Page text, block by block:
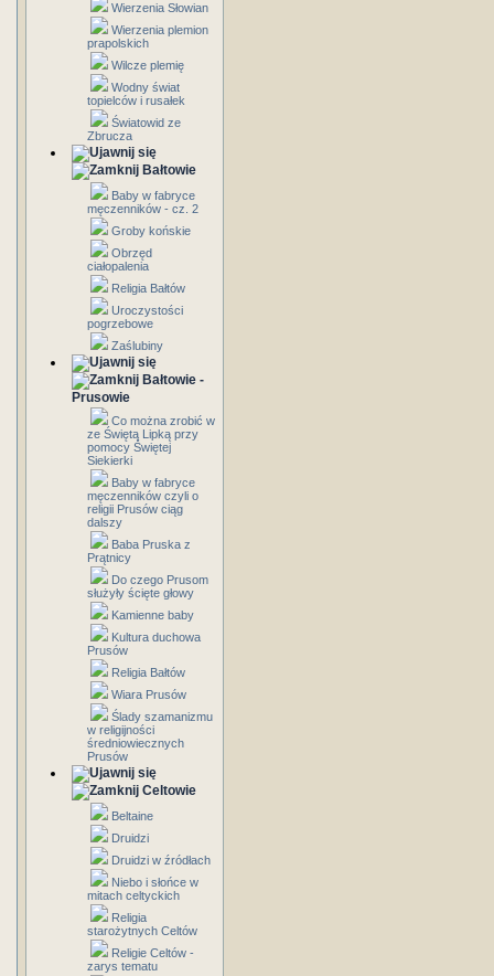
Wierzenia Słowian
Wierzenia plemion
prapolskich
Wilcze plemię
Wodny świat
topielców i rusałek
Światowid ze
Zbrucza
Bałtowie
Baby w fabryce
męczenników - cz. 2
Groby końskie
Obrzęd
ciałopalenia
Religia Bałtów
Uroczystości
pogrzebowe
Zaślubiny
Bałtowie -
Prusowie
Co można zrobić w
ze Świętą Lipką przy
pomocy Świętej
Siekierki
Baby w fabryce
męczenników czyli o
religii Prusów ciąg
dalszy
Baba Pruska z
Prątnicy
Do czego Prusom
służyły ścięte głowy
Kamienne baby
Kultura duchowa
Prusów
Religia Bałtów
Wiara Prusów
Ślady szamanizmu
w religijności
średniowiecznych
Prusów
Celtowie
Beltaine
Druidzi
Druidzi w źródłach
Niebo i słońce w
mitach celtyckich
Religia
starożytnych Celtów
Religie Celtów -
zarys tematu